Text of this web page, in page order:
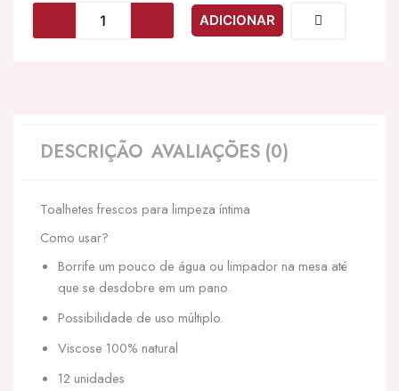
EROS
ADICIONAR
DESCRIÇÃO AVALIAÇÕES (0)
Toalhetes frescos para limpeza íntima
Como usar?
Borrife um pouco de água ou limpador na mesa até
que se desdobre em um pano.
Possibilidade de uso múltiplo.
Viscose 100% natural
12 unidades